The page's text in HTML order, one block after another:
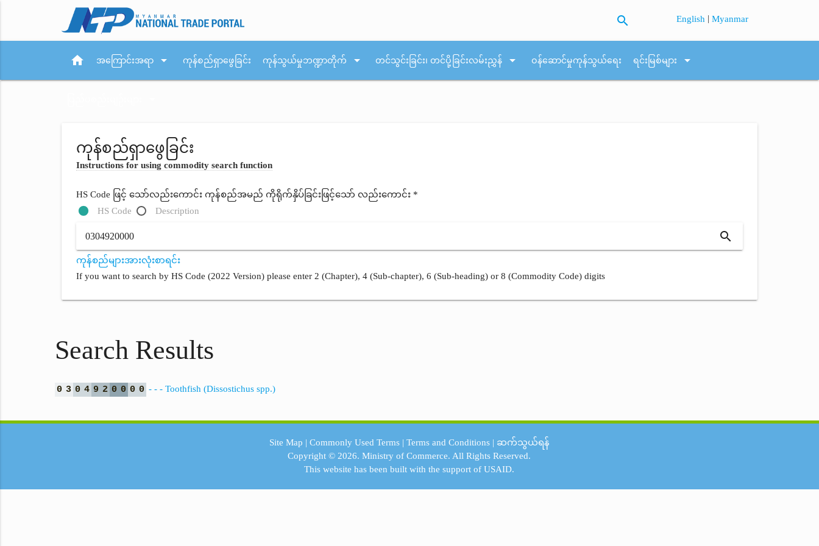
search English |Myanmar
home အကြောင်းအရာ arrow_drop_down ကုန်စည်ရှာဖွေခြင်း ကုန်သွယ်မှုဘဏ္ဍာတိုက် arrow_drop_down တင်သွင်းခြင်း၊ တင်ပို့ခြင်းလမ်းညွှန် arrow_drop_down ဝန်ဆောင်မှုကုန်သွယ်ရေး ရင်းမြစ်များ arrow_drop_down
ကုန်စည်ရှာဖွေခြင်း
Instructions for using commodity search function
HS Code ဖြင့် သော်လည်းကောင်း ကုန်စည်အမည် ကိုရိုက်နှိပ်ခြင်းဖြင့်သော် လည်းကောင်း *
HS Code
Description
search
ကုန်စည်များအားလုံးစာရင်း
If you want to search by HS Code (2022 Version) please enter 2 (Chapter), 4 (Sub-chapter), 6 (Sub-heading) or 8 (Commodity Code) digits
Search Results
0 3 0 4 9 2 0 0 0 0 - - - Toothfish (Dissostichus spp.)
Site Map | Commonly Used Terms| Terms and Conditions| ဆက်သွယ်ရန်
Copyright © 2026.Ministry of Commerce. All Rights Reserved.
This website has been built with the support ofUSAID.